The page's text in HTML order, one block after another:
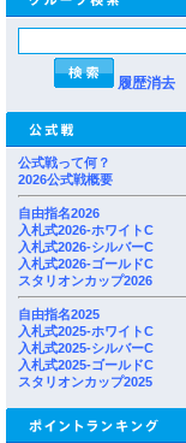
履歴消去
公式戦って何？
2026公式戦概要
自由指名2026
入札式2026-ホワイトC
入札式2026-シルバーC
入札式2026-ゴールドC
スタリオンカップ2026
自由指名2025
入札式2025-ホワイトC
入札式2025-シルバーC
入札式2025-ゴールドC
スタリオンカップ2025